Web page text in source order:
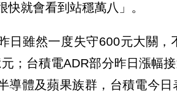
快就會看到站穩萬八」。
日雖然一度失守600元大關
；台積電ADR部分昨日漲幅
導體及蘋果族群，台積電今